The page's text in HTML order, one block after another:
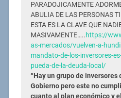
PARADOJICAMENTE
ABULIA DE LAS PERSONAS
ESTA ES LA CLAVE QUE
MASIVAMENTE…..https://
as-mercados/vuelven-a-
mandato-de-los-inversores-
pueda-de-la-deuda-local/
“Hay un grupo de inversores
Gobierno pero este no